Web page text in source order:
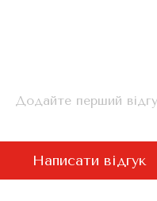
Додайте перший
Написати відгук